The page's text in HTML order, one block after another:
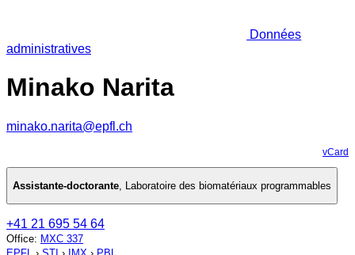
Données
administratives
Minako Narita
minako.narita@epfl.ch
vCard
Assistante-doctorante, Laboratoire des biomatériaux programmables
+41 21 695 54 64
Office: MXC 337